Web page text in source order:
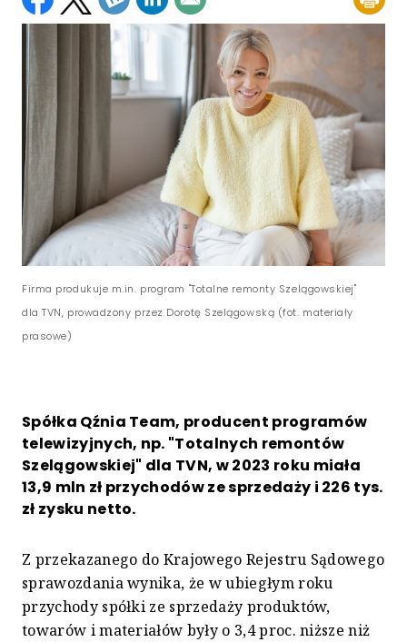
Firma produkuje m.in. program "Totalne remonty Szelągowskiej"
dla TVN, prowadzony przez Dorotę Szelągowską (fot. materiały
prasowe)
Spółka Qźnia Team, producent programów
telewizyjnych, np. "Totalnych remontów
Szelągowskiej" dla TVN, w 2023 roku miała
13,9 mln zł przychodów ze sprzedaży i 226 tys.
zł zysku netto.
Z przekazanego do Krajowego Rejestru Sądowego
sprawozdania wynika, że w ubiegłym roku
przychody spółki ze sprzedaży produktów,
towarów i materiałów były o 3,4 proc. niższe niż